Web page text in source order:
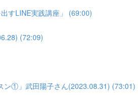
すLINE実践講座」 (69:00)
(72:09)
ン①」武田陽子さん(2023.08.31) (73:01)